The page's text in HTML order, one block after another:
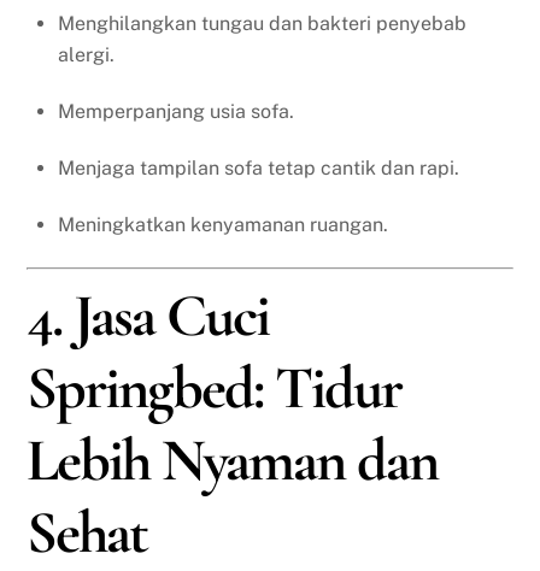
Menghilangkan tungau dan bakteri penyebab
alergi.
Memperpanjang usia sofa.
Menjaga tampilan sofa tetap cantik dan rapi.
Meningkatkan kenyamanan ruangan.
4. Jasa Cuci
Springbed: Tidur
Lebih Nyaman dan
Sehat